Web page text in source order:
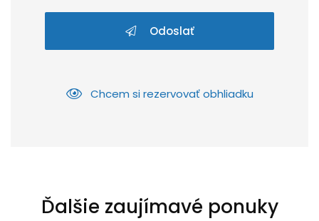
Odoslať
Chcem si rezervovať obhliadku
Ďalšie zaujímavé ponuky